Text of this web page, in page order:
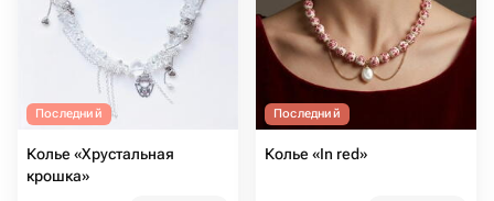
Последний
Колье «Хрустальная
крошка»
Последний
Колье «In red»